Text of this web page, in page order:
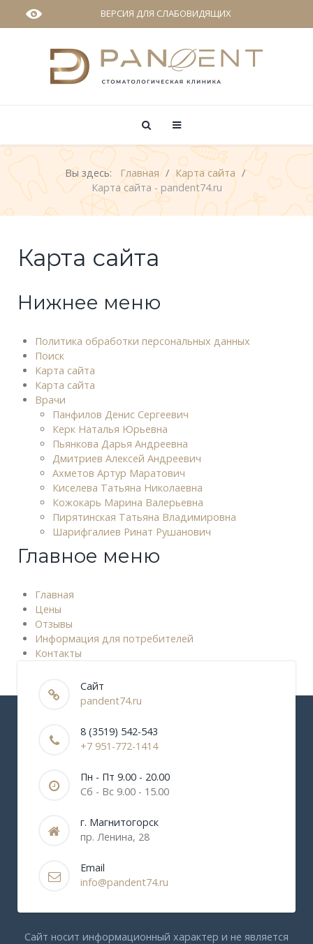
ВЕРСИЯ ДЛЯ СЛАБОВИДЯЩИХ
Вы здесь: Главная
Карта сайта
Карта сайта - pandent74.ru
Карта сайта
Нижнее меню
Политика обработки персональных данных
Поиск
Карта сайта
Карта сайта
Врачи
Панфилов Денис Сергеевич
Керк Наталья Юрьевна
Пьянкова Дарья Андреевна
Дмитриев Алексей Андреевич
Ахметов Артур Маратович
Киселева Татьяна Николаевна
Кожокарь Марина Валерьевна
Пирятинская Татьяна Владимировна
Шарифгалиев Ринат Рушанович
Главное меню
Главная
Цены
Отзывы
Информация для потребителей
Контакты
Сайт
pandent74.ru
8 (3519) 542-543
+7 951-772-1414
Пн - Пт 9.00 - 20.00
Сб - Вс 9.00 - 15.00
г. Магнитогорск
пр. Ленина, 28
Email
info@pandent74.ru
Сайт носит информационный характер и не является